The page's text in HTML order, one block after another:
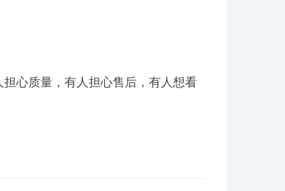
心质量，有人担心售后，有人想看